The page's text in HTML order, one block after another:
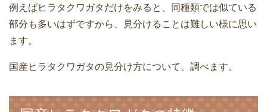
例えばヒラタクワガタだけをみると、同種類では似ている
部分も多いはずですから、見分けることは難しい様に思い
ます。
国産ヒラタクワガタの見分け方について、調べます。